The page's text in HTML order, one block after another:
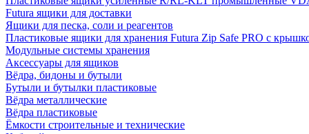
Futura ящики для доставки
Ящики для песка, соли и реагентов
Пластиковые ящики для хранения Futura Zip Safe PRO с
Модульные системы хранения
Аксессуары для ящиков
Вёдра, бидоны и бутыли
Бутыли и бутылки пластиковые
Вёдра металлические
Вёдра пластиковые
Ёмкости строительные и технические